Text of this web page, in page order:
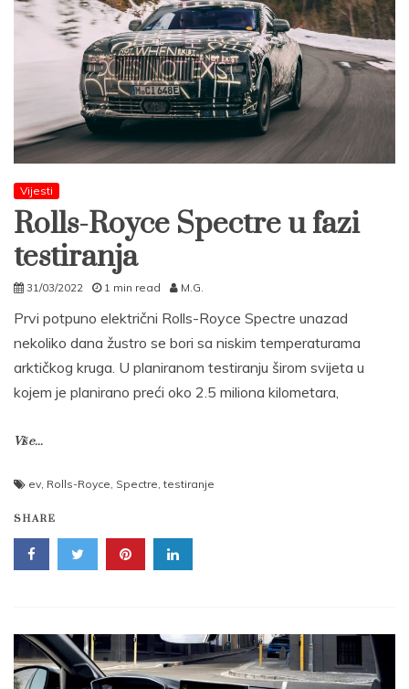
Vijesti
Rolls-Royce Spectre u fazi
testiranja
31/03/2022 1 min read M.G.
Prvi potpuno električni Rolls-Royce Spectre unazad
nekoliko dana žustro se bori sa niskim temperaturama
arktičkog kruga. U planiranom testiranju širom svijeta u
kojem je planirano preći oko 2.5 miliona kilometara,
Više...
ev, Rolls-Royce, Spectre,testiranje
SHARE